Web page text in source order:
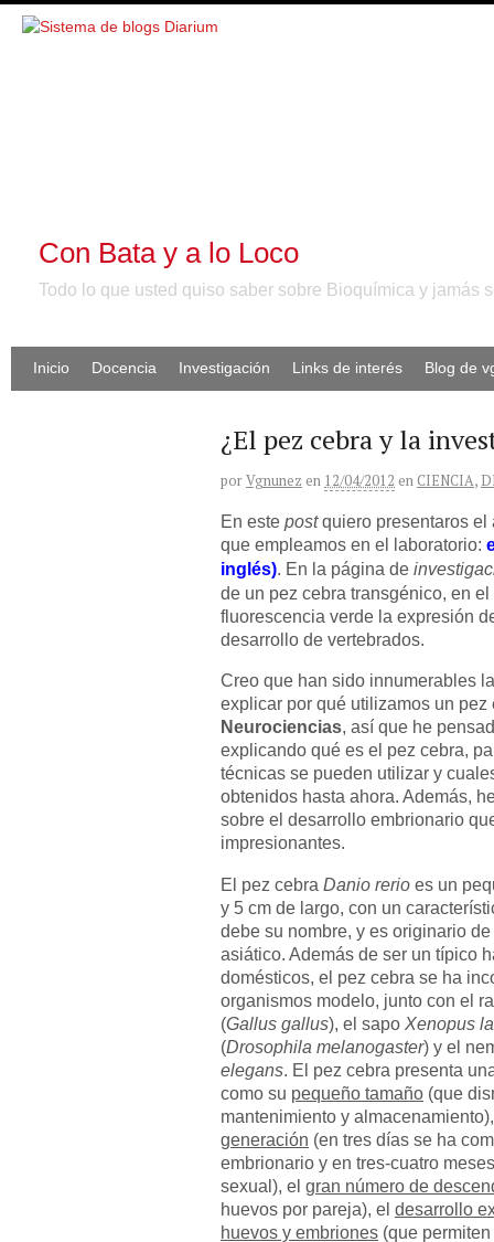
Con Bata y a lo Loco
Todo lo que usted quiso saber sobre Bioquímica y jamás
Inicio Docencia Investigación Links de interés Blog de
¿El pez cebra y la
porVgnunez en 12/04/2012 en CIENCIA,
En este postquiero presentaros el
que empleamos en el laboratorio:
inglés) . En la página de
de un pez cebra transgénico, en
fluorescencia verde la expresión
desarrollo de vertebrados.
Creo que han sido innumerables
explicar por qué utilizamos un pez
Neurociencias, así que he
explicando qué es el pez cebra,
técnicas se pueden utilizar y
obtenidos hasta ahora. Además,
sobre el desarrollo embrionario
impresionantes.
El pez cebra Danio rerio es un
y 5 cm de largo, con un
debe su nombre, y es originario
asiático. Además de ser un típico
domésticos, el pez cebra se ha
organismos modelo, junto con el
(Gallus gallus), el sapo Xenopus
(Drosophila melanogaster) y el
elegans. El pez cebra presenta
como su pequeño tamaño (que
mantenimiento y
generación (en tres días se ha
embrionario y en tres-cuatro
sexual), el gran número de
huevos por pareja), el desarrollo
huevos y embriones (que